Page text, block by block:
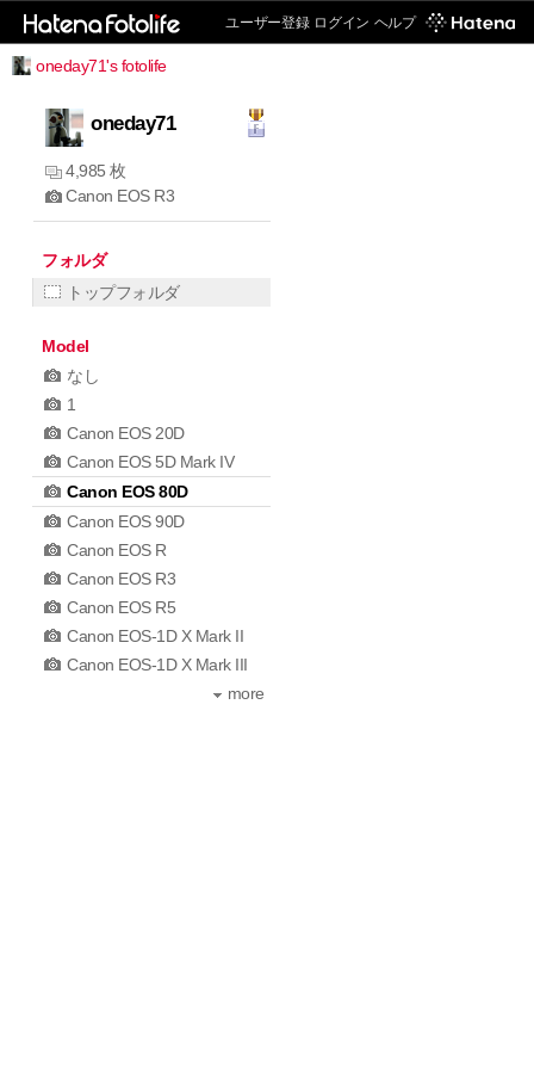
ユーザー登録 ログイン ヘルプ
oneday71's fotolife
oneday71
4,985 枚
Canon EOS R3
フォルダ
トップフォルダ
Model
なし
1
Canon EOS 20D
Canon EOS 5D Mark IV
Canon EOS 80D
Canon EOS 90D
Canon EOS R
Canon EOS R3
Canon EOS R5
Canon EOS-1D X Mark II
Canon EOS-1D X Mark III
more